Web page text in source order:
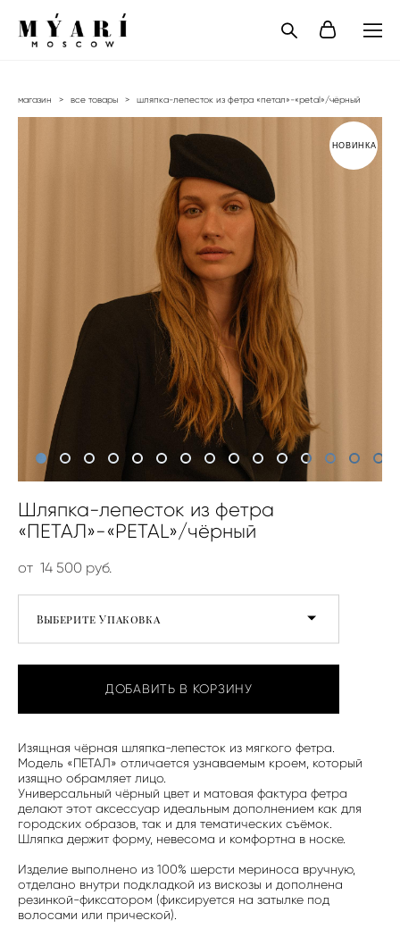
магазин > все товары > шляпка-лепесток из фетра «петал»-«petal»/чёрный
НОВИНКА
Шляпка-лепесток из фетра
«ПЕТАЛ»-«PETAL»/чёрный
от 14 500 pуб.
Выберите Упаковка
ДОБАВИТЬ В КОРЗИНУ
Изящная чёрная шляпка-лепесток из мягкого фетра.
Модель «ПЕТАЛ» отличается узнаваемым кроем, который
изящно обрамляет лицо.
Универсальный чёрный цвет и матовая фактура фетра
делают этот аксессуар идеальным дополнением как для
городских образов, так и для тематических съёмок.
Шляпка держит форму, невесома и комфортна в носке.
Изделие выполнено из 100% шерсти мериноса вручную,
отделано внутри подкладкой из вискозы и дополнена
резинкой-фиксатором (фиксируется на затылке под
волосами или прической).